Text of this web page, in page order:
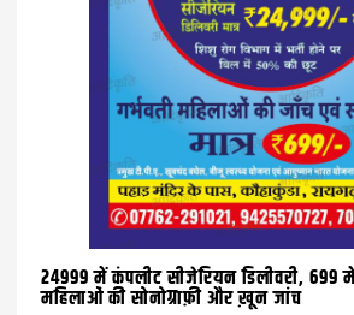
24999 में कंपलीट सीजेरियन डिलीवरी, 699 में
महिलाओं की सोनोग्राफ़ी और ख़ून जांच